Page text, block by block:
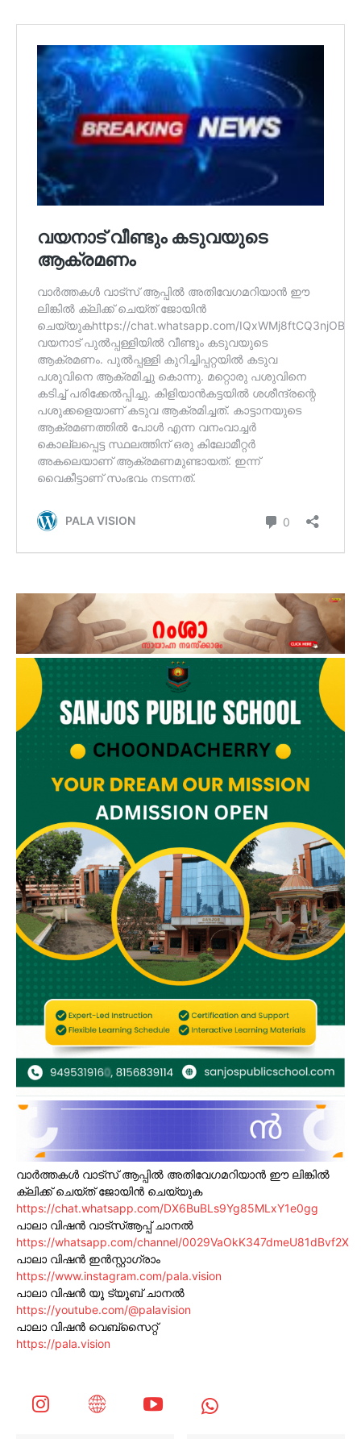
വാർത്തകൾ വാട്സ് ആപ്പിൽ അതിവേഗമറിയാൻ ഈ ലിങ്കിൽ
ക്ലിക്ക് ചെയ്ത് ജോയിൻ ചെയ്യുക
https://chat.whatsapp.com/DX6BuBLs9Yg85MLxY1e0gg
പാലാ വിഷൻ വാട്സ്ആപ്പ് ചാനൽ
https://whatsapp.com/channel/0029VaOkK347dmeU81dBvf2X
പാലാ വിഷൻ ഇൻസ്റ്റാഗ്രാം
https://www.instagram.com/pala.vision
പാലാ വിഷൻ യൂ ട്യൂബ് ചാനൽ
https://youtube.com/@palavision
പാലാ വിഷൻ വെബ്സൈറ്റ്
https://pala.vision